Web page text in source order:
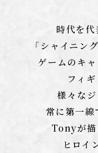
時代を
「シャイニン
ゲームのキ
フィ
様々な
常に第一線
Tonyが描
ヒロイ